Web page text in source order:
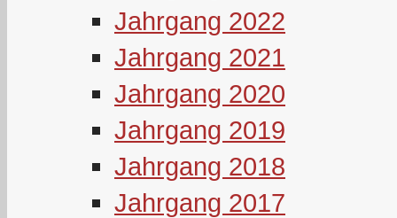
Jahrgang 2022
Jahrgang 2021
Jahrgang 2020
Jahrgang 2019
Jahrgang 2018
Jahrgang 2017